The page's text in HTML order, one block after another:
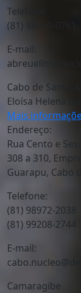
Telefone:
(81) 98460-0761
E-mail:
Cabo de Santo
Eloísa Helena
Mais
Endereço:
Rua Cento e
308 a 310,
Guarapu, Cabo
Telefone:
(81) 98972-2038
(81) 99208-2744
E-mail:
Camaragibe